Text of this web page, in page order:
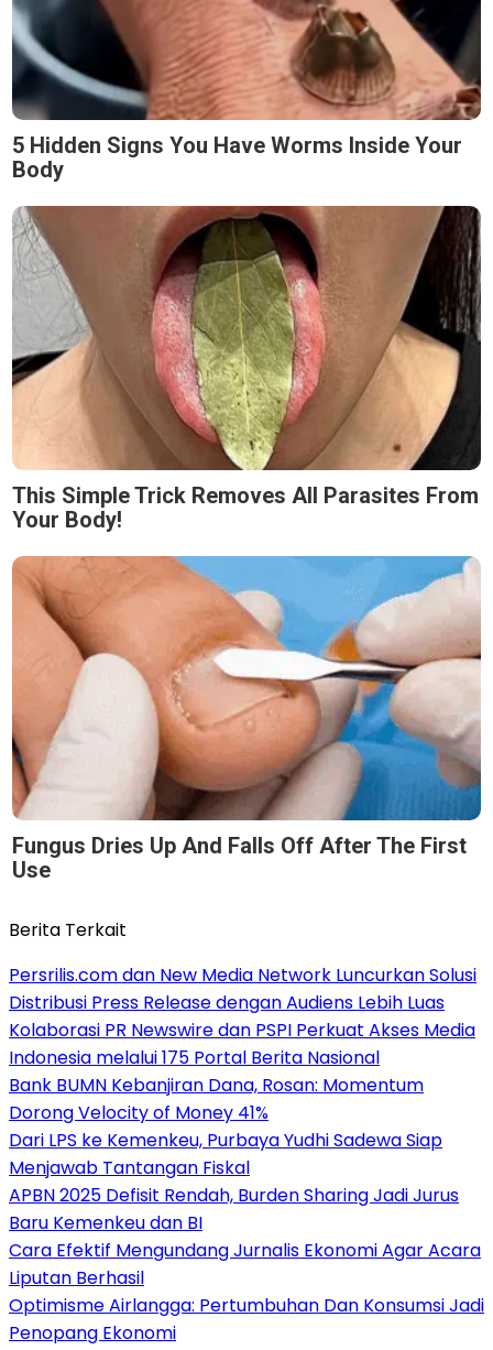
5 Hidden Signs You Have Worms Inside Your
Body
This Simple Trick Removes All Parasites From
Your Body!
Fungus Dries Up And Falls Off After The First
Use
Berita Terkait
Persrilis.com dan New Media Network Luncurkan Solusi
Distribusi Press Release dengan Audiens Lebih Luas
Kolaborasi PR Newswire dan PSPI Perkuat Akses Media
Indonesia melalui 175 Portal Berita Nasional
Bank BUMN Kebanjiran Dana, Rosan: Momentum
Dorong Velocity of Money 41%
Dari LPS ke Kemenkeu, Purbaya Yudhi Sadewa Siap
Menjawab Tantangan Fiskal
APBN 2025 Defisit Rendah, Burden Sharing Jadi Jurus
Baru Kemenkeu dan BI
Cara Efektif Mengundang Jurnalis Ekonomi Agar Acara
Liputan Berhasil
Optimisme Airlangga: Pertumbuhan Dan Konsumsi Jadi
Penopang Ekonomi